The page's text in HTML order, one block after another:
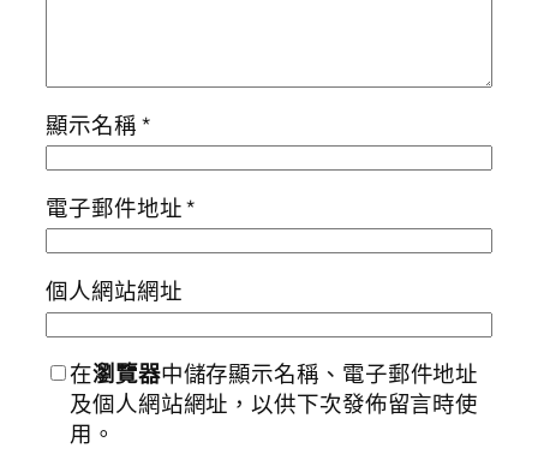
顯示名稱*
電子郵件地址*
個人網站網址
在瀏覽器中儲存顯示名稱、電子郵件地址
及個人網站網址，以供下次發佈留言時使
用。